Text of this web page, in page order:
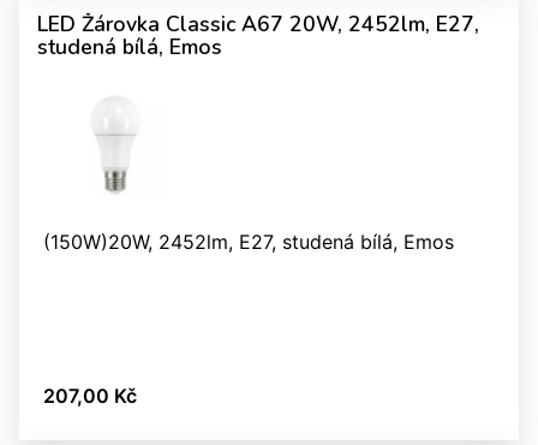
LED Žárovka Classic A67 20W, 2452lm, E27,
studená bílá, Emos
(150W)20W, 2452lm, E27, studená bílá, Emos
207,00 Kč